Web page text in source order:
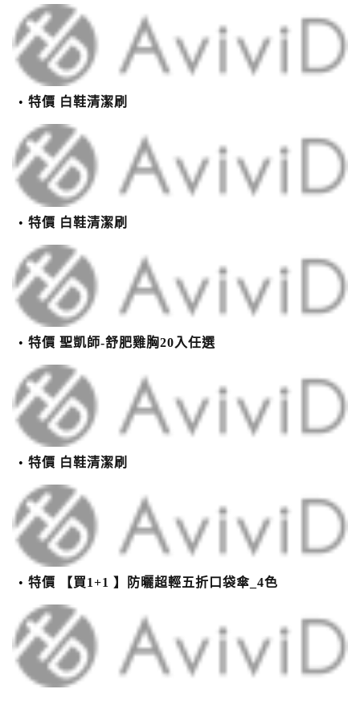
特價 白鞋清潔刷
特價 白鞋清潔刷
特價 聖凱師-舒肥雞胸20入任選
特價 白鞋清潔刷
特價 【買1+1 】防曬超輕五折口袋傘_4色